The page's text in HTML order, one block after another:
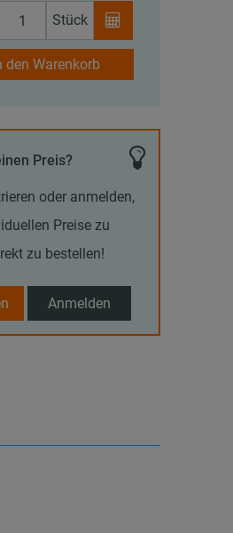
Stück
den Warenkorb
Preis?
oder anmelden,
Preise zu
zu bestellen!
Anmelden